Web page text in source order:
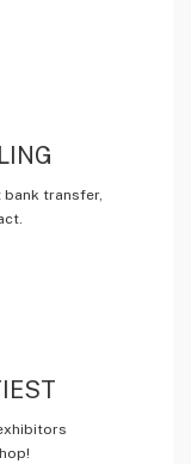
bank transfer,